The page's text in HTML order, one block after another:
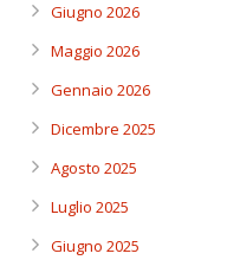
Giugno 2026
Maggio 2026
Gennaio 2026
Dicembre 2025
Agosto 2025
Luglio 2025
Giugno 2025